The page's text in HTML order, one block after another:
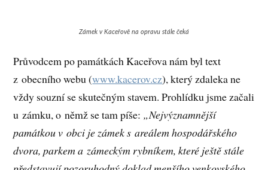
Zámek v Kaceřově na opravu stále čeká
Průvodcem po památkách Kaceřova nám byl text
z obecního webu (www.kacerov.cz), který zdaleka ne
vždy souzní se skutečným stavem. Prohlídku jsme začali
u zámku, o němž se tam píše: „Nejvýznamnější
památkou v obci je zámek s areálem hospodářského
dvora, parkem a zámeckým rybníkem, které ještě stále